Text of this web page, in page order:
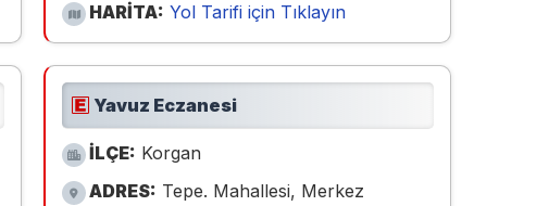
HARİTA: Yol Tarifi için Tıklayın
Yavuz Eczanesi
İLÇE: Korgan
ADRES: Tepe. Mahallesi, Merkez